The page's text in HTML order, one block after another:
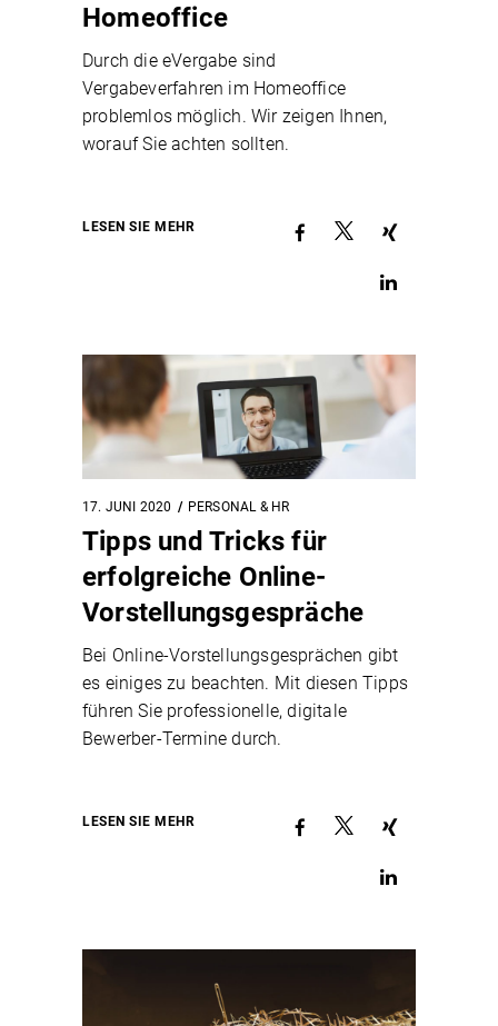
Homeoffice
Durch die eVergabe sind
Vergabeverfahren im Homeoffice
problemlos möglich. Wir zeigen Ihnen,
worauf Sie achten sollten.
LESEN SIE MEHR
17. JUNI 2020 PERSONAL & HR
Tipps und Tricks für
erfolgreiche Online-
Vorstellungsgespräche
Bei Online-Vorstellungsgesprächen gibt
es einiges zu beachten. Mit diesen Tipps
führen Sie professionelle, digitale
Bewerber-Termine durch.
LESEN SIE MEHR